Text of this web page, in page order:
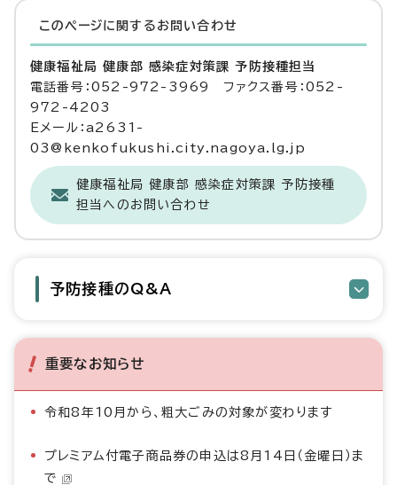
このページに関する お問い合わせ
健康福祉局 健康部 感染症対策課 予防接種担当
電話番号：052-972-3969 ファクス番号：052-
972-4203
Eメール：a2631-
03@kenkofukushi.city.nagoya.lg.jp
健康福祉局 健康部 感染症対策課 予防接種
担当へのお問い合わせ
予防接種のQ&A
重要なお知らせ
令和8年10月から、粗大ごみの対象が変わります
プレミアム付電子商品券の申込は8月14日（金曜日）ま
で